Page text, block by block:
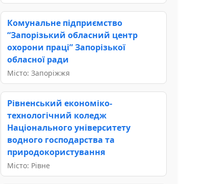
Комунальне підприємство
“Запорізький обласний центр
охорони праці” Запорізької
обласної ради
Місто: Запоріжжя
Рівненський економіко-
технологічний коледж
Національного університету
водного господарства та
природокористування
Місто: Рівне